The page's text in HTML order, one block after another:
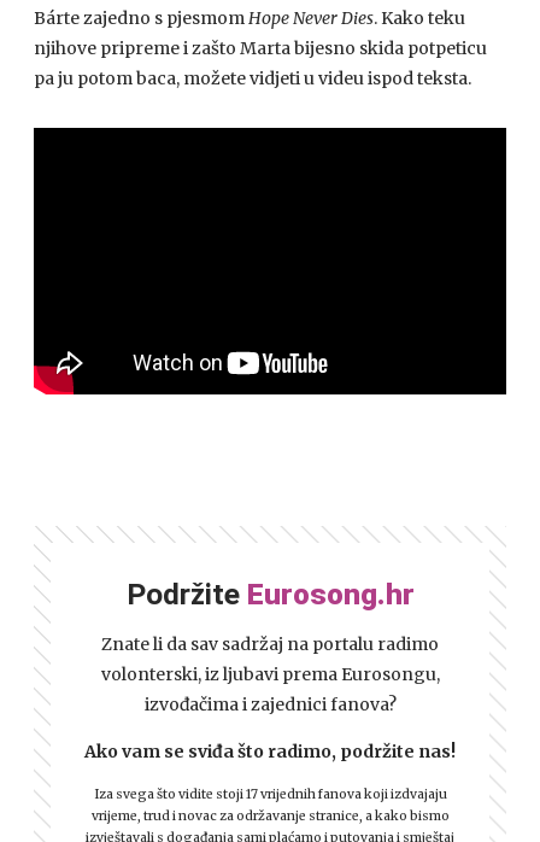
Bárte zajedno s pjesmomHope Never Dies. Kako teku
njihove pripreme i zašto Marta bijesno skida potpeticu
pa ju potom baca, možete vidjeti u videu ispod teksta.
Podržite Eurosong.hr
Znate li da sav sadržaj na portalu radimo
volonterski, iz ljubavi prema Eurosongu,
izvođačima i zajednici fanova?
Ako vam se sviđa što radimo, podržite nas!
Iza svega što vidite stoji 17 vrijednih fanova koji izdvajaju
vrijeme, trud i novac za održavanje stranice, a kako bismo
izvještavali s događanja sami plaćamo i putovanja i smještaj